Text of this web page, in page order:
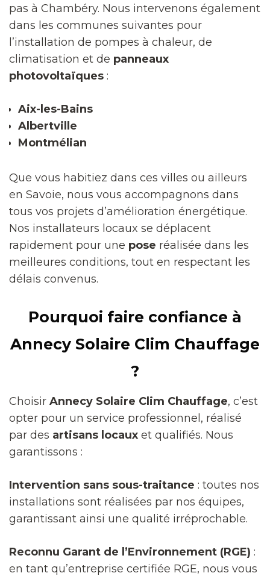
pas à Chambéry. Nous intervenons également
dans les communes suivantes pour
l’installation de pompes à chaleur, de
climatisation et de panneaux
photovoltaïques :
Aix-les-Bains
Albertville
Montmélian
Que vous habitiez dans ces villes ou ailleurs
en Savoie, nous vous accompagnons dans
tous vos projets d’amélioration énergétique.
Nos installateurs locaux se déplacent
rapidement pour une pose réalisée dans les
meilleures conditions, tout en respectant les
délais convenus.
Pourquoi faire confiance à
Annecy Solaire Clim Chauffage
?
Choisir Annecy Solaire Clim Chauffage, c’est
opter pour un service professionnel, réalisé
par des artisans locaux et qualifiés. Nous
garantissons :
Intervention sans sous-traitance : toutes nos
installations sont réalisées par nos équipes,
garantissant ainsi une qualité irréprochable.
Reconnu Garant de l’Environnement (RGE) :
en tant qu’entreprise certifiée RGE, nous vous